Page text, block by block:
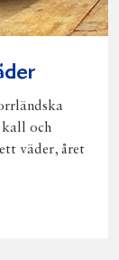
kall och
väder, året